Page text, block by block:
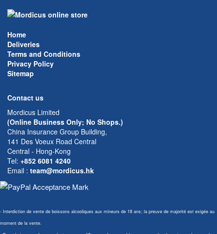
Home
Deliveries
Terms and Conditions
Privacy Policy
Sitemap
Contact us
Mordicus Limited
(Online Business Only; No Shops.)
China Insurance Group Building,
141 Des Voeux Road Central
Central - Hong-Kong
Tel: +852 6081 4240
Email : team@mordicus.hk
- Interdiction de vente de boissons alcooliques aux mineurs de 18 ans; la preuve de majorité est exigée au
moment de la vente.